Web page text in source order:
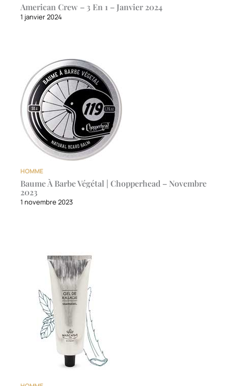
American Crew – 3 En 1 – Janvier 2024
1 janvier 2024
HOMME
Baume À Barbe Végétal | Chopperhead – Novembre
2023
1 novembre 2023